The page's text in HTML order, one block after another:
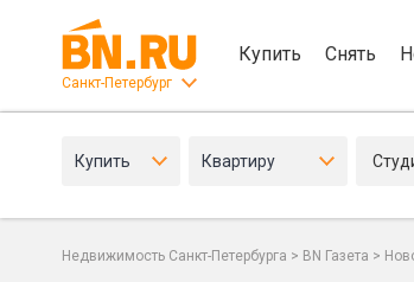
Санкт-Петербург
Купить Снять
Купить Квартиру
Недвижимость Санкт-Петербурга > BN Газета >